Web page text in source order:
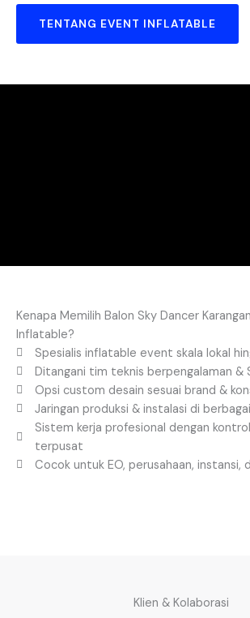
TENTANG EVENT INFLATABLE
Kenapa Memilih Balon Sky Dancer
Inflatable?
Spesialis inflatable event skala lokal
Ditangani tim teknis berpengalaman &
Opsi custom desain sesuai brand &
Jaringan produksi & instalasi di
Sistem kerja profesional dengan
terpusat
Cocok untuk EO, perusahaan, instansi,
Klien & Kolaborasi